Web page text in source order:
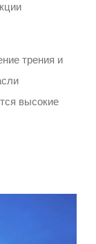
трения и
высокие